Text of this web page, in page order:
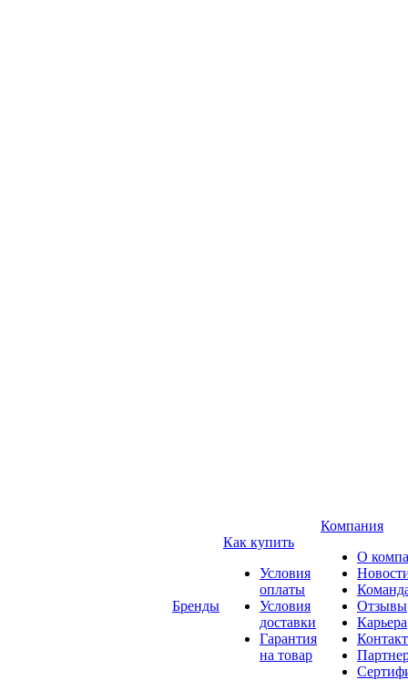
Бренды
Как купить
Условия
оплаты
Условия
доставки
Гарантия
на товар
Компания
О
Отзывы
Карьера